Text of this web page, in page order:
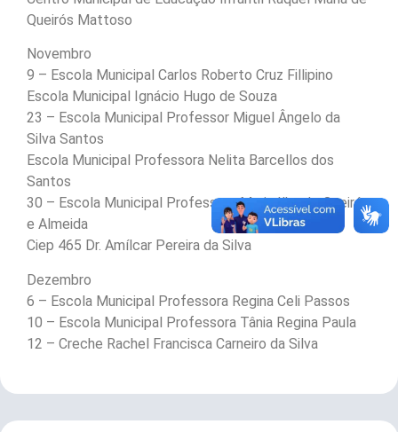
Queirós Mattoso
Novembro
9 – Escola Municipal Carlos Roberto Cruz Fillipino
Escola Municipal Ignácio Hugo de Souza
23 – Escola Municipal Professor Miguel Ângelo da
Silva Santos
Escola Municipal Professora Nelita Barcellos dos
Santos
30 – Escola Municipal Professora Maria Ilka de Queirós
e Almeida
Ciep 465 Dr. Amílcar Pereira da Silva
Dezembro
6 – Escola Municipal Professora Regina Celi Passos
10 – Escola Municipal Professora Tânia Regina Paula
12 – Creche Rachel Francisca Carneiro da Silva